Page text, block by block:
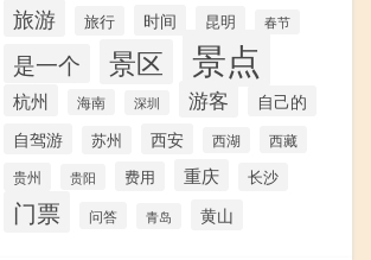
旅游 旅行 时间 昆明 春节
是一个 景区 景点
杭州 海南 深圳 游客
自己的
自驾游
苏州 西安 西湖 西藏
贵州 贵阳 费用 重庆 长沙
门票 问答 青岛 黄山